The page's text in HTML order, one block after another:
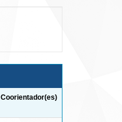
Coorientador(es)